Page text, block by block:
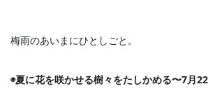
梅雨のあいまにひとしごと。
◉夏に花を咲かせる樹々をたしかめる〜7月